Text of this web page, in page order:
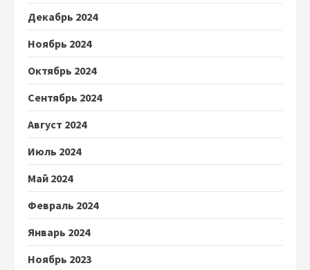
Декабрь 2024
Ноябрь 2024
Октябрь 2024
Сентябрь 2024
Август 2024
Июль 2024
Май 2024
Февраль 2024
Январь 2024
Ноябрь 2023